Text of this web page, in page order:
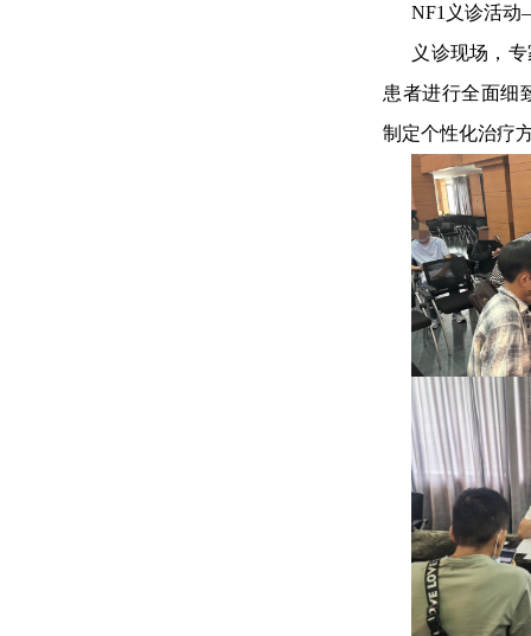
NF1义诊活
义诊现场，
患者进行全面细
制定个性化治疗